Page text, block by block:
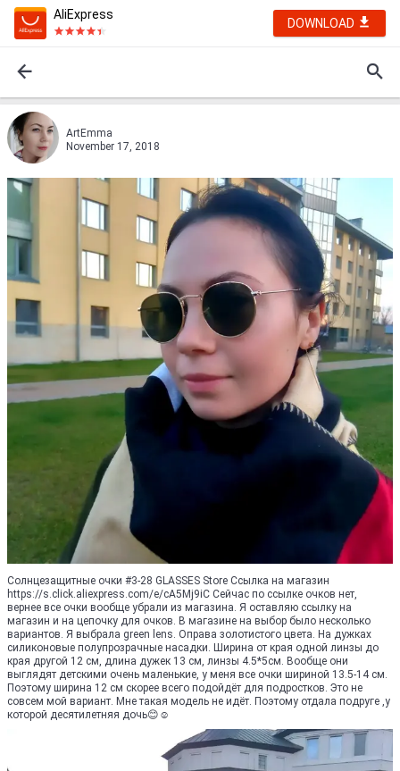
AliExpress
DOWNLOAD
ArtEmma
November 17, 2018
Солнцезащитные очки #3-28 GLASSES Store Ссылка на магазин
https://s.click.aliexpress.com/e/cA5Mj9iC Сейчас по ссылке очков нет,
вернее все очки вообще убрали из магазина. Я оставляю ссылку на
магазин и на цепочку для очков. В магазине на выбор было несколько
вариантов. Я выбрала green lens. Оправа золотистого цвета. На дужках
силиконовые полупрозрачные насадки. Ширина от края одной линзы до
края другой 12 см, длина дужек 13 см, линзы 4.5*5см. Вообще они
выглядят детскими очень маленькие, у меня все очки шириной 13.5-14 см.
Поэтому ширина 12 см скорее всего подойдёт для подростков. Это не
совсем мой вариант. Мне такая модель не идёт. Поэтому отдала подруге ,у
которой десятилетняя дочь😊☺️